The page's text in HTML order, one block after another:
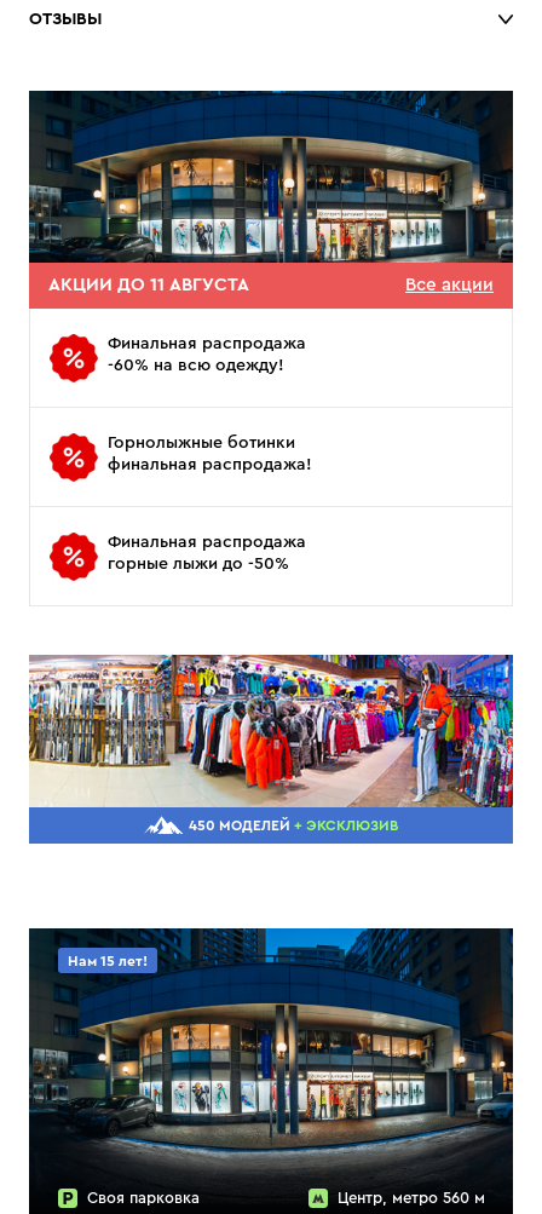
ОТЗЫВЫ
АКЦИИ ДО 11 АВГУСТА Все акции
Финальная распродажа
-60% на всю одежду!
Горнолыжные ботинки
финальная распродажа!
Финальная распродажа
горные лыжи до -50%
450 МОДЕЛЕЙ + ЭКСКЛЮЗИВ
Нам 15 лет!
Своя парковка Центр, метро 560 м